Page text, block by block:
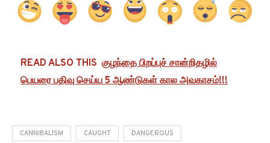
READ ALSO THIS குழந்தை பிறப்புச் சான்றிதழில்
பெயரை பதிவு செய்ய 5 ஆண்டுகள் கால அவகாசம்!!!
CANNIBALISM CAUGHT DANGEROUS